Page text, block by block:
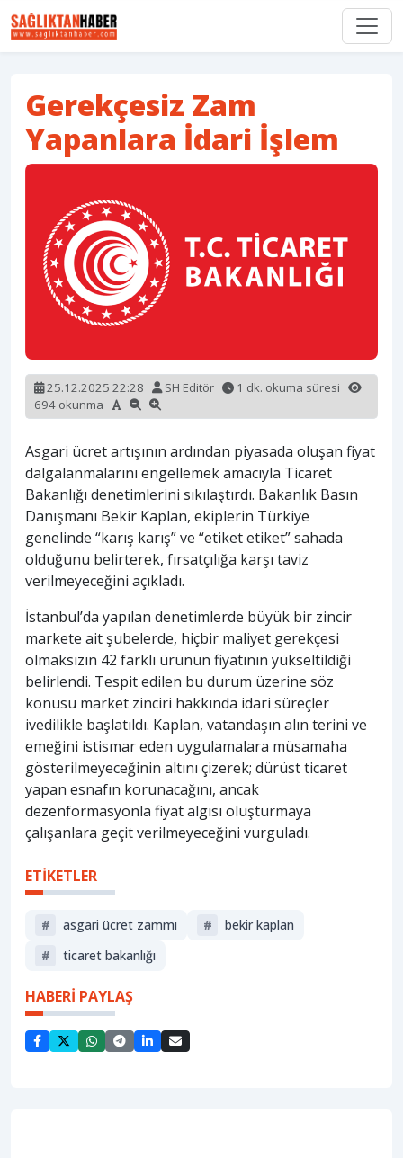
Gerekçesiz Zam
Yapanlara İdari İşlem
25.12.2025 22:28 SH Editör
1 dk. okuma süresi
694 okunma
Asgari ücret artışının ardından piyasada oluşan fiyat
dalgalanmalarını engellemek amacıyla Ticaret
Bakanlığı denetimlerini sıkılaştırdı. Bakanlık Basın
Danışmanı Bekir Kaplan, ekiplerin Türkiye
genelinde “karış karış” ve “etiket etiket” sahada
olduğunu belirterek, fırsatçılığa karşı taviz
verilmeyeceğini açıkladı.
İstanbul’da yapılan denetimlerde büyük bir zincir
markete ait şubelerde, hiçbir maliyet gerekçesi
olmaksızın 42 farklı ürünün fiyatının yükseltildiği
belirlendi. Tespit edilen bu durum üzerine söz
konusu market zinciri hakkında idari süreçler
ivedilikle başlatıldı. Kaplan, vatandaşın alın terini ve
emeğini istismar eden uygulamalara müsamaha
gösterilmeyeceğinin altını çizerek; dürüst ticaret
yapan esnafın korunacağını, ancak
dezenformasyonla fiyat algısı oluşturmaya
çalışanlara geçit verilmeyeceğini vurguladı.
ETİKETLER
# asgari ücret zammı #
bekir kaplan
#
ticaret bakanlığı
HABERİ PAYLAŞ